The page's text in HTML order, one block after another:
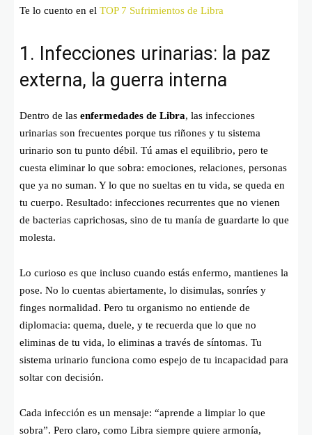
Te lo cuento en el TOP 7 Sufrimientos de Libra
1. Infecciones urinarias: la paz
externa, la guerra interna
Dentro de las enfermedades de Libra, las infecciones
urinarias son frecuentes porque tus riñones y tu sistema
urinario son tu punto débil. Tú amas el equilibrio, pero te
cuesta eliminar lo que sobra: emociones, relaciones, personas
que ya no suman. Y lo que no sueltas en tu vida, se queda en
tu cuerpo. Resultado: infecciones recurrentes que no vienen
de bacterias caprichosas, sino de tu manía de guardarte lo que
molesta.
Lo curioso es que incluso cuando estás enfermo, mantienes la
pose. No lo cuentas abiertamente, lo disimulas, sonríes y
finges normalidad. Pero tu organismo no entiende de
diplomacia: quema, duele, y te recuerda que lo que no
eliminas de tu vida, lo eliminas a través de síntomas. Tu
sistema urinario funciona como espejo de tu incapacidad para
soltar con decisión.
Cada infección es un mensaje: “aprende a limpiar lo que
sobra”. Pero claro, como Libra siempre quiere armonía,